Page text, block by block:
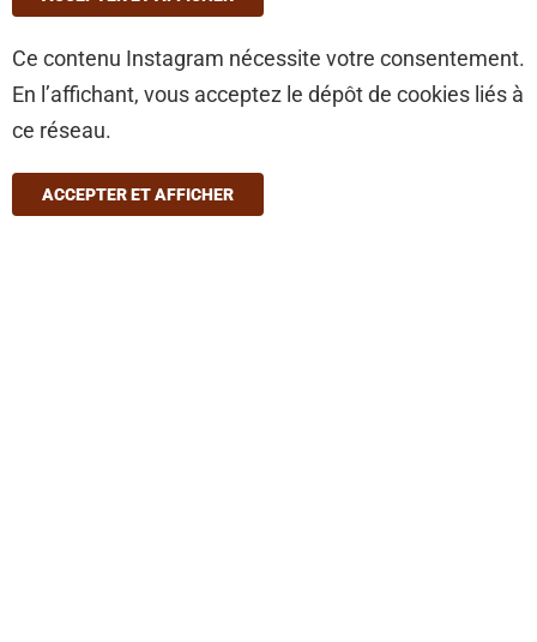
Ce contenu Instagram nécessite votre consentement.
En l’affichant, vous acceptez le dépôt de cookies liés à
ce réseau.
ACCEPTER ET AFFICHER